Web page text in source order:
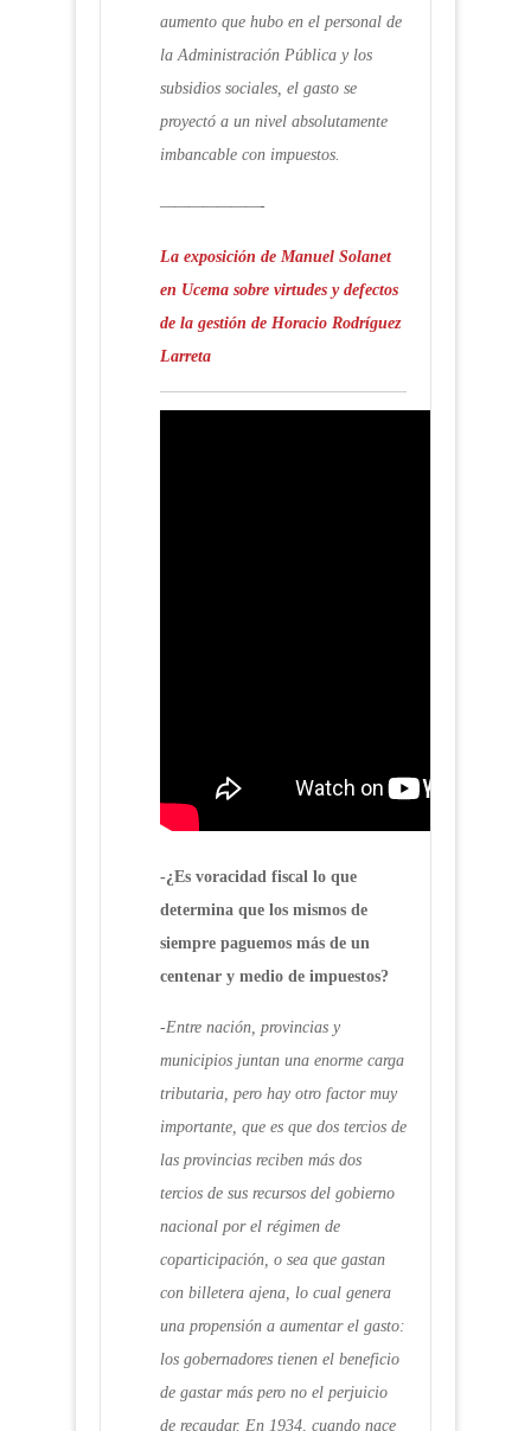
aumento que hubo en el personal de
la Administración Pública y los
subsidios sociales, el gasto se
proyectó a un nivel absolutamente
imbancable con impuestos.
———————-
La exposición de Manuel Solanet
en Ucema sobre virtudes y defectos
de la gestión de Horacio Rodríguez
Larreta
-¿Es voracidad fiscal lo que
determina que los mismos de
siempre paguemos más de un
centenar y medio de impuestos?
-Entre nación, provincias y
municipios juntan una enorme carga
tributaria, pero hay otro factor muy
importante, que es que dos tercios de
las provincias reciben más dos
tercios de sus recursos del gobierno
nacional por el régimen de
coparticipación, o sea que gastan
con billetera ajena, lo cual genera
una propensión a aumentar el gasto:
los gobernadores tienen el beneficio
de gastar más pero no el perjuicio
de recaudar. En 1934, cuando nace